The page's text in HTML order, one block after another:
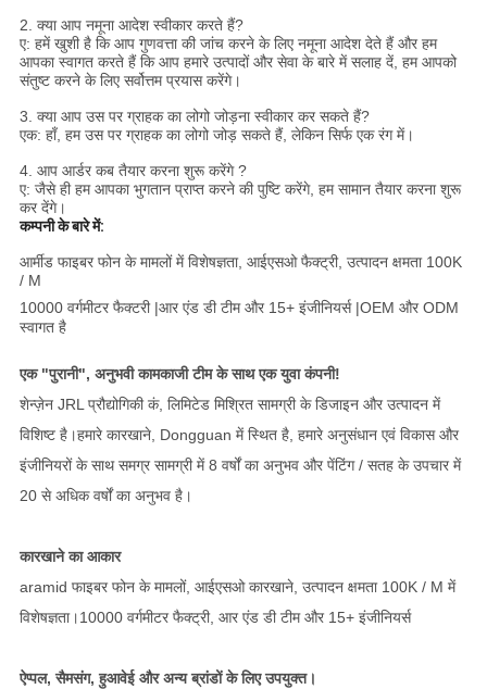
2. क्या आप नमूना आदेश स्वीकार करते हैं?
ए: हमें खुशी है कि आप गुणवत्ता की जांच करने के लिए नमूना आदेश देते हैं और हम
आपका स्वागत करते हैं कि आप हमारे उत्पादों और सेवा के बारे में सलाह दें, हम आपको
संतुष्ट करने के लिए सर्वोत्तम प्रयास करेंगे।
3. क्या आप उस पर ग्राहक का लोगो जोड़ना स्वीकार कर सकते हैं?
एक: हाँ, हम उस पर ग्राहक का लोगो जोड़ सकते हैं, लेकिन सिर्फ एक रंग में।
4. आप आर्डर कब तैयार करना शुरू करेंगे ?
ए: जैसे ही हम आपका भुगतान प्राप्त करने की पुष्टि करेंगे, हम सामान तैयार करना शुरू
कर देंगे।
कम्पनी के बारे में:
आर्मीड फाइबर फोन के मामलों में विशेषज्ञता, आईएसओ फैक्ट्री, उत्पादन क्षमता 100K
/ M
10000 वर्गमीटर फैक्टरी |आर एंड डी टीम और 15+ इंजीनियर्स |OEM और ODM
स्वागत है
एक "पुरानी", अनुभवी कामकाजी टीम के साथ एक युवा कंपनी!
शेन्ज़ेन JRL प्रौद्योगिकी कं, लिमिटेड मिश्रित सामग्री के डिजाइन और उत्पादन में
विशिष्ट है।हमारे कारखाने, Dongguan में स्थित है, हमारे अनुसंधान एवं विकास और
इंजीनियरों के साथ समग्र सामग्री में 8 वर्षों का अनुभव और पेंटिंग / सतह के उपचार में
20 से अधिक वर्षों का अनुभव है।
कारखाने का आकार
aramid फाइबर फोन के मामलों, आईएसओ कारखाने, उत्पादन क्षमता 100K / M में
विशेषज्ञता।10000 वर्गमीटर फैक्ट्री, आर एंड डी टीम और 15+ इंजीनियर्स
ऐप्पल, सैमसंग, हुआवेई और अन्य ब्रांडों के लिए उपयुक्त।